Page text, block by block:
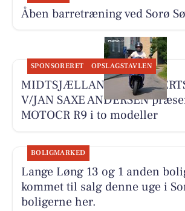
Åben barretræning ved Sorø Sø
SPONSORERET OPSLAGSTAVLEN
MIDTSJÆLLANDS
V/JAN SAXE ANDERSEN
MOTOCR R9 i to modeller
BOLIGMARKED
Lange Løng 13 og 1 anden
kommet til salg denne uge i
boligerne her.